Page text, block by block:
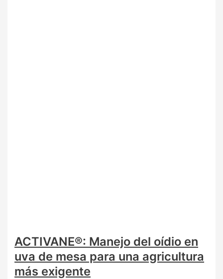
ACTIVANE®: Manejo del oídio en
uva de mesa para una agricultura
más exigente